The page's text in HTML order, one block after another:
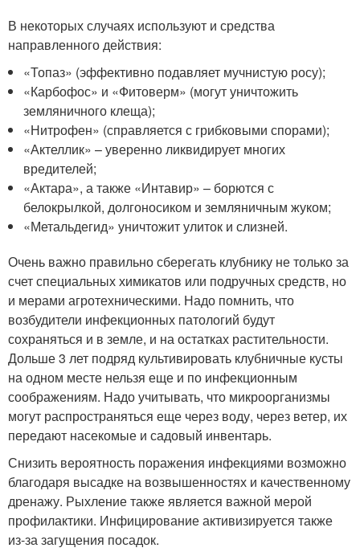
В некоторых случаях используют и средства
направленного действия:
«Топаз» (эффективно подавляет мучнистую росу);
«Карбофос» и «Фитоверм» (могут уничтожить
земляничного клеща);
«Нитрофен» (справляется с грибковыми спорами);
«Актеллик» – уверенно ликвидирует многих
вредителей;
«Актара», а также «Интавир» – борются с
белокрылкой, долгоносиком и земляничным жуком;
«Метальдегид» уничтожит улиток и слизней.
Очень важно правильно сберегать клубнику не только за
счет специальных химикатов или подручных средств, но
и мерами агротехническими. Надо помнить, что
возбудители инфекционных патологий будут
сохраняться и в земле, и на остатках растительности.
Дольше 3 лет подряд культивировать клубничные кусты
на одном месте нельзя еще и по инфекционным
соображениям. Надо учитывать, что микроорганизмы
могут распространяться еще через воду, через ветер, их
передают насекомые и садовый инвентарь.
Снизить вероятность поражения инфекциями возможно
благодаря высадке на возвышенностях и качественному
дренажу. Рыхление также является важной мерой
профилактики. Инфицирование активизируется также
из-за загущения посадок.